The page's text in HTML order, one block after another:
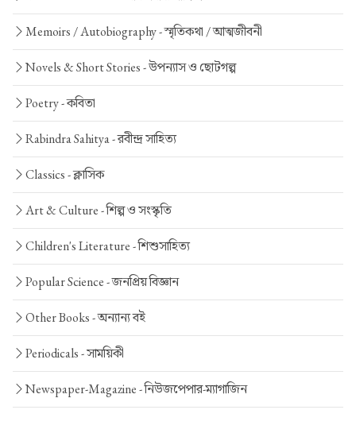
Memoirs / Autobiography -স্মৃতিকথা / আত্মজীবনী
Novels & Short Stories -উপন্যাস ও ছোটগল্প
Poetry -কবিতা
Rabindra Sahitya -রবীন্দ্র সাহিত্য
Classics -ক্লাসিক
Art & Culture -শিল্প ও সংস্কৃতি
Children's Literature -শিশুসাহিত্য
Popular Science -জনপ্রিয় বিজ্ঞান
Other Books -অন্যান্য বই
Periodicals -সাময়িকী
Newspaper-Magazine -নিউজপেপার-ম্যাগাজিন